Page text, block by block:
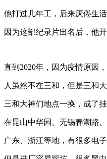
他打过几年工，后来厌倦生
因为这部纪录片出名后，他
直到2020年，因为疫情原因
人虽然不在三和，但是三和
三和大神们地点一换，成了挂
在昆山中华园、无锡春潮路
广东、浙江等地，有很多电